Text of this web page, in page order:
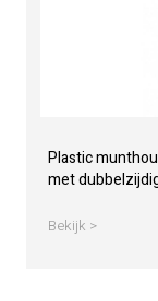
Plastic
met
Bekijk >